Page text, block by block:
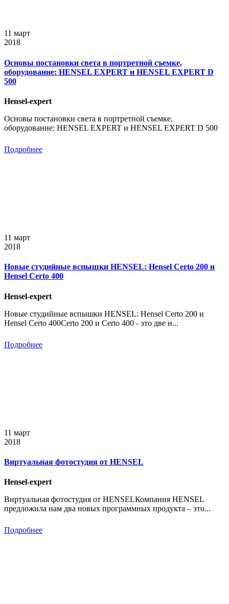
11 март
2018
Основы постановки света в портретной съемке,
оборудование: HENSEL EXPERT и HENSEL EXPERT D
500
Hensel-expert
Основы постановки света в портретной съемке,
оборудование: HENSEL EXPERT и HENSEL EXPERT D 500
Подробнее
11 март
2018
Новые студийные вспышки HENSEL: Hensel Certo 200 и
Hensel Certo 400
Hensel-expert
Новые студийные вспышки HENSEL: Hensel Certo 200 и
Hensel Certo 400Certo 200 и Certo 400 - это две н...
Подробнее
11 март
2018
Виртуальная фотостудия от HENSEL
Hensel-expert
Виртуальная фотостудия от HENSELКомпания HENSEL
предложила нам два новых программных продукта – это...
Подробнее